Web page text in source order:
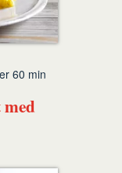
60 min